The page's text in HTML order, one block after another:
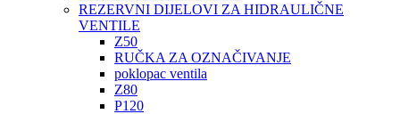
REZERVNI DIJELOVI ZA HIDRAULIČNE
VENTILE
Z50
RUČKA ZA OZNAČIVANJE
poklopac ventila
Z80
P120